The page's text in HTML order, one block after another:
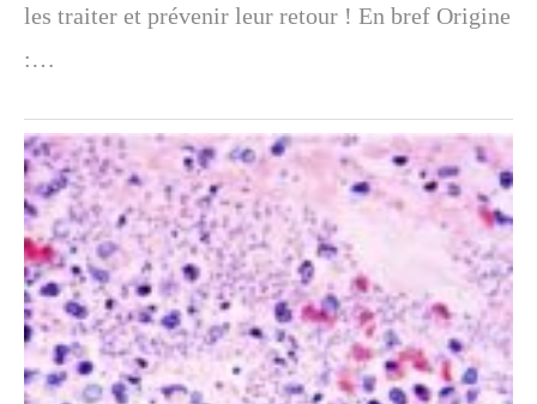
les traiter et prévenir leur retour ! En bref Origine
:…